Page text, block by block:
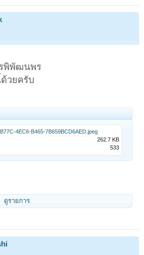
พิพัฒนพร
วยครับ
4EC6-B465-7B659BCD6AED.jpeg
262.7 KB
533
ดูรายการ
179 ถัดไป >